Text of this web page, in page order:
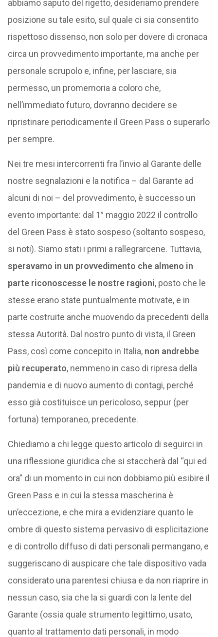
abbiamo saputo del rigetto, desideriamo prendere
posizione su tale esito, sul quale ci sia consentito
rispettoso dissenso, non solo per dovere di cronaca
circa un provvedimento importante, ma anche per
personale scrupolo e, infine, per lasciare, sia
permesso, un promemoria a coloro che,
nell’immediato futuro, dovranno decidere se
ripristinare periodicamente il Green Pass o superarlo
per sempre.
Nei tre mesi intercorrenti fra l’invio al Garante delle
nostre segnalazioni e la notifica – dal Garante ad
alcuni di noi – del provvedimento, è successo un
evento importante: dal 1° maggio 2022 il controllo
del Green Pass è stato sospeso (soltanto sospeso,
si noti). Siamo stati i primi a rallegrarcene. Tuttavia,
speravamo in un provvedimento che almeno in
parte riconoscesse le nostre ragioni, posto che le
stesse erano state puntualmente motivate, e in
parte costruite anche muovendo da precedenti della
stessa Autorità. Dal nostro punto di vista, il Green
Pass, così come concepito in Italia, non andrebbe
più recuperato, nemmeno in caso di ripresa della
pandemia e di nuovo aumento di contagi, perché
esso già costituisce un pericoloso, seppur (per
fortuna) temporaneo, precedente.
Chiediamo a chi legge questo articolo di seguirci in
una riflessione giuridica che si staccherà dal “qui ed
ora” di un momento in cui non dobbiamo più esibire il
Green Pass e in cui la stessa mascherina è
un’eccezione, e che mira a evidenziare quanto le
ombre di questo sistema pervasivo di esplicitazione
e di controllo diffuso di dati personali permangano, e
suggeriscano di auspicare che tale dispositivo vada
considerato una parentesi chiusa e da non riaprire in
nessun caso, sia che la si guardi con la lente del
Garante (ossia quale strumento legittimo, usato,
quanto al trattamento dati personali, in modo